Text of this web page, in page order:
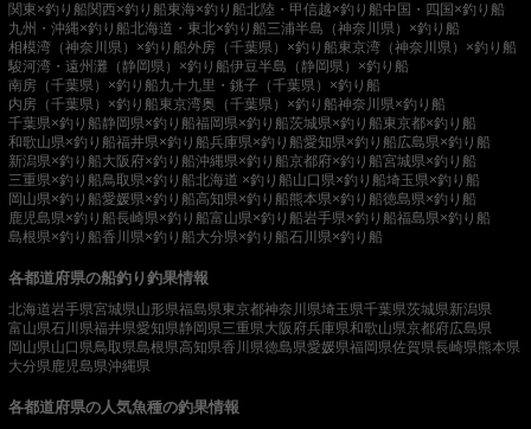
関東×釣り船関西×釣り船東海×釣り船北陸・甲信越×釣り船中国・四国×釣り船
九州・沖縄×釣り船北海道・東北×釣り船三浦半島（神奈川県）×釣り船
相模湾（神奈川県）×釣り船外房（千葉県）×釣り船東京湾（神奈川県）×釣り船
駿河湾・遠州灘（静岡県）×釣り船伊豆半島（静岡県）×釣り船
南房（千葉県）×釣り船九十九里・銚子（千葉県）×釣り船
内房（千葉県）×釣り船東京湾奥（千葉県）×釣り船神奈川県×釣り船
千葉県×釣り船静岡県×釣り船福岡県×釣り船茨城県×釣り船東京都×釣り船
和歌山県×釣り船福井県×釣り船兵庫県×釣り船愛知県×釣り船広島県×釣り船
新潟県×釣り船大阪府×釣り船沖縄県×釣り船京都府×釣り船宮城県×釣り船
三重県×釣り船鳥取県×釣り船北海道 ×釣り船山口県×釣り船埼玉県×釣り船
岡山県×釣り船愛媛県×釣り船高知県×釣り船熊本県×釣り船徳島県×釣り船
鹿児島県×釣り船長崎県×釣り船富山県×釣り船岩手県×釣り船福島県×釣り船
島根県×釣り船香川県×釣り船大分県×釣り船石川県×釣り船
各都道府県の船釣り釣果情報
北海道岩手県宮城県山形県福島県東京都神奈川県埼玉県千葉県茨城県新潟県
富山県石川県福井県愛知県静岡県三重県大阪府兵庫県和歌山県京都府広島県
岡山県山口県鳥取県島根県高知県香川県徳島県愛媛県福岡県佐賀県長崎県熊本県
大分県鹿児島県沖縄県
各都道府県の人気魚種の釣果情報